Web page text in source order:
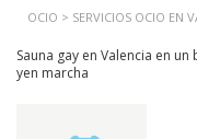
OCIO > SERVICIOS OCIO EN
Sauna gay en Valencia en
yen marcha